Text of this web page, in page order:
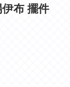
布 擺件